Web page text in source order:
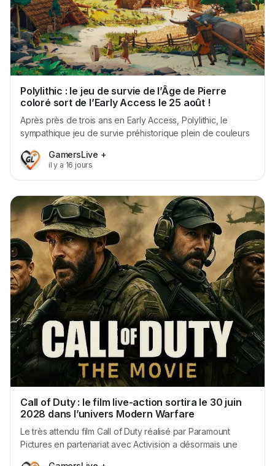
Polylithic : le jeu de survie de l’Âge de Pierre
coloré sort de l’Early Access le 25 août !
Après près de trois ans en Early Access, Polylithic, le
sympathique jeu de survie préhistorique plein de couleurs
2026 sur Steam. Développé par le studio indépendant
Polyperfect, Polylithic propose de prendre la tête d’une
GamersLive +
il y a 16 jours
Call of Duty : le film live-action sortira le 30 juin
2028 dans l’univers Modern Warfare
Le très attendu film Call of Duty réalisé par Paramount
Pictures en partenariat avec Activision a désormais une